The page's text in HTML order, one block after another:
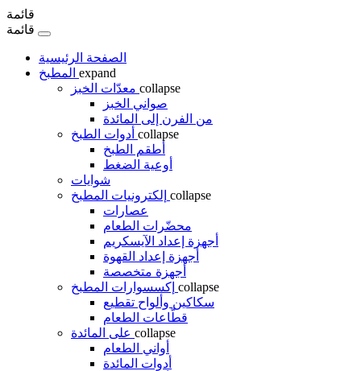
قائمة
قائمة
الصفحة الرئيسية
المطبخ expand
معدّات الخبز collapse
صواني الخبز
من الفرن إلى المائدة
أدوات الطبخ collapse
أطقم الطبخ
أوعية الضغط
شوايات
إلكترونيات المطبخ collapse
عصارات
محضّرات الطعام
أجهزة إعداد الآيسكريم
أجهزة إعداد القهوة
أجهزة متخصصة
إكسسوارات المطبخ collapse
سكاكين وألواح تقطيع
قطّاعات الطعام
على المائدة collapse
أواني الطعام
أدوات المائدة